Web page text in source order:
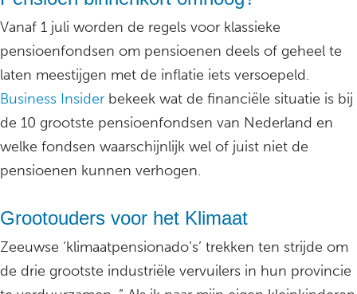
Vanaf 1 juli worden de regels voor klassieke
pensioenfondsen om pensioenen deels of geheel te
laten meestijgen met de inflatie iets versoepeld.
Business Insider bekeek wat de financiële situatie is bij
de 10 grootste pensioenfondsen van Nederland en
welke fondsen waarschijnlijk wel of juist niet de
pensioenen kunnen verhogen.
Grootouders voor het Klimaat
Zeeuwse ‘klimaatpensionado’s’ trekken ten strijde om
de drie grootste industriële vervuilers in hun provincie